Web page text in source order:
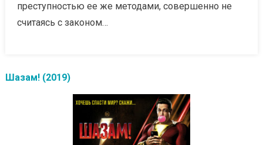
преступностью ее же методами, совершенно не
считаясь с законом…
Шазам! (2019)